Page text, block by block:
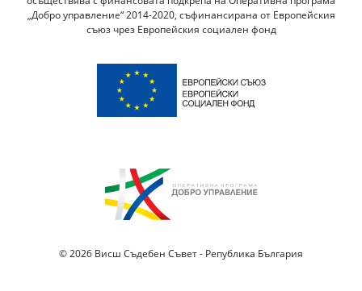
„Добро управление“ 2014-2020, съфинансирана от Европейския
съюз чрез Европейския социален фонд
© 2026 Висш Съдебен Съвет - Република България